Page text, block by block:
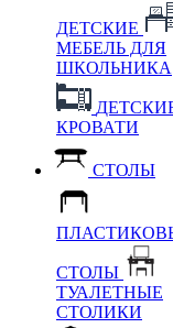
ДЕТСКИЕ
МЕБЕЛЬ ДЛЯ
ШКОЛЬНИКА
КРОВАТИ
СТОЛЫ
СТОЛЫ
ТУАЛЕТНЫЕ
СТОЛИКИ